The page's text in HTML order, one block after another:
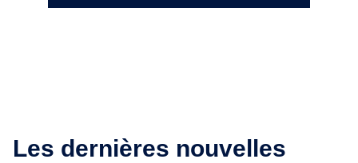
Les dernières nouvelles